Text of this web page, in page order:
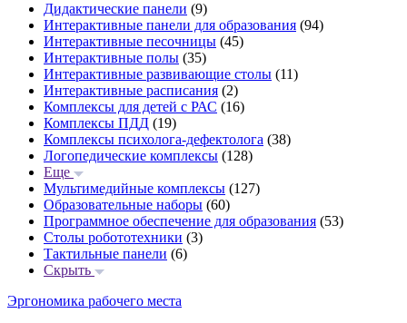
Дидактические панели (9)
Интерактивные панели для образования (94)
Интерактивные песочницы (45)
Интерактивные полы (35)
Интерактивные развивающие столы (11)
Интерактивные расписания (2)
Комплексы для детей с РАС (16)
Комплексы ПДД (19)
Комплексы психолога-дефектолога (38)
Логопедические комплексы (128)
Еще
Мультимедийные комплексы (127)
Образовательные наборы (60)
Программное обеспечение для образования (53)
Столы робототехники (3)
Тактильные панели (6)
Скрыть
Эргономика рабочего места